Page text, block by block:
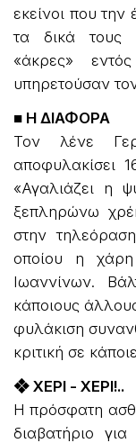
εκείνοι που την
τα δικά τους
«άκρες»
υπηρετούσαν
■ Η ΔΙΑΦΟΡΑ
Τον λένε
αποφυλακίσει
«Αγαλιάζει η
ξεπληρώνω
στην
οποίου η χάρη
Ιωαννίνων.
κάποιους
φυλάκιση
κριτική σε
❖ ΧΕΡΙ - ΧΕΡΙ!..
Η πρόσφατη
διαβατήριο